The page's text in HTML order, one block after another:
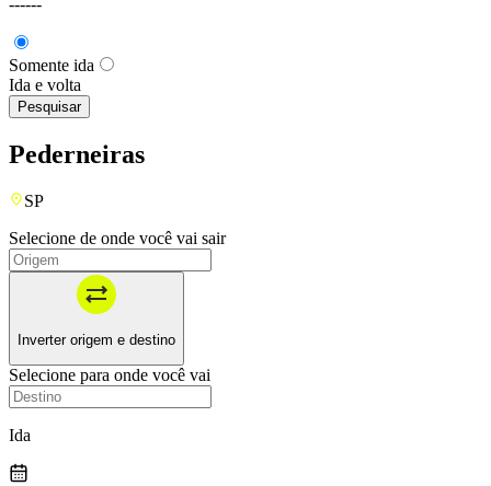
Somente ida
Ida e volta
Pesquisar
Pederneiras
SP
Selecione de onde você vai sair
Inverter origem e destino
Selecione para onde você vai
Ida